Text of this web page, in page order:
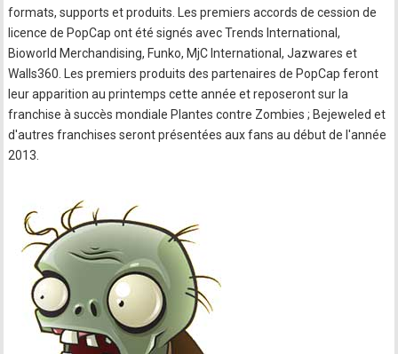
formats, supports et produits. Les premiers accords de cession de
licence de PopCap ont été signés avec Trends International,
Bioworld Merchandising, Funko, MjC International, Jazwares et
Walls360. Les premiers produits des partenaires de PopCap feront
leur apparition au printemps cette année et reposeront sur la
franchise à succès mondiale Plantes contre Zombies ; Bejeweled et
d'autres franchises seront présentées aux fans au début de l'année
2013.